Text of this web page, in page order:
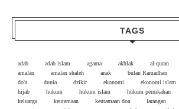
TAGS
adab adab islam agama akhlak al-quran
amalan
amalan shaleh anak bulan Ramadhan
do'a
dunia dzikir ekonomi ekonomi islam
hijab
hukum hukum islam hukum pernikahan
keluarga
keutamaan keutamaan doa larangan